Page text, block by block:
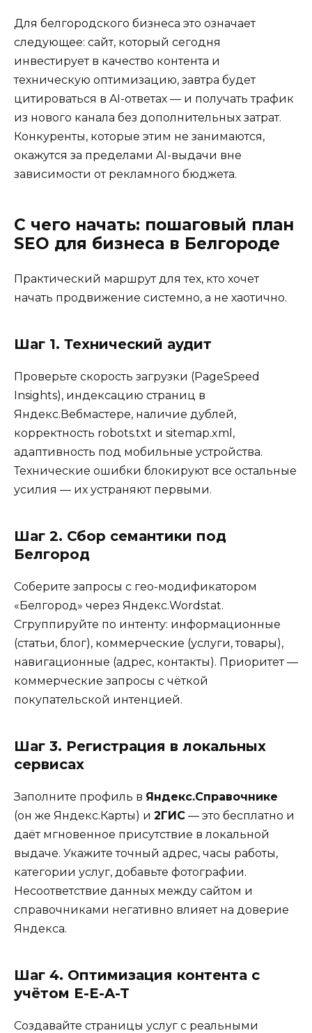
Для белгородского бизнеса это означает
следующее: сайт, который сегодня
инвестирует в качество контента и
техническую оптимизацию, завтра будет
цитироваться в AI-ответах — и получать трафик
из нового канала без дополнительных затрат.
Конкуренты, которые этим не занимаются,
окажутся за пределами AI-выдачи вне
зависимости от рекламного бюджета.
С чего начать: пошаговый план
SEO для бизнеса в Белгороде
Практический маршрут для тех, кто хочет
начать продвижение системно, а не хаотично.
Шаг 1. Технический аудит
Проверьте скорость загрузки (PageSpeed
Insights), индексацию страниц в
Яндекс.Вебмастере, наличие дублей,
корректность robots.txt и sitemap.xml,
адаптивность под мобильные устройства.
Технические ошибки блокируют все остальные
усилия — их устраняют первыми.
Шаг 2. Сбор семантики под
Белгород
Соберите запросы с гео-модификатором
«Белгород» через Яндекс.Wordstat.
Сгруппируйте по интенту: информационные
(статьи, блог), коммерческие (услуги, товары),
навигационные (адрес, контакты). Приоритет —
коммерческие запросы с чёткой
покупательской интенцией.
Шаг 3. Регистрация в локальных
сервисах
Заполните профиль в Яндекс.Справочнике
(он же Яндекс.Карты) и 2ГИС — это бесплатно и
даёт мгновенное присутствие в локальной
выдаче. Укажите точный адрес, часы работы,
категории услуг, добавьте фотографии.
Несоответствие данных между сайтом и
справочниками негативно влияет на доверие
Яндекса.
Шаг 4. Оптимизация контента с
учётом E-E-A-T
Создавайте страницы услуг с реальными